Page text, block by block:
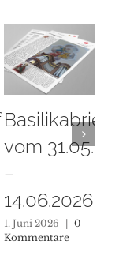
Basilikabrief
vom 31.05.
–
14.06.2026
1. Juni 2026
0
Kommentare